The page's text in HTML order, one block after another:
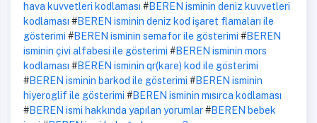
hava kuvvetleri kodlaması #BEREN isminin deniz kuvvetleri
kodlaması #BEREN isminin deniz kod işaret flamaları ile
gösterimi #BEREN isminin semafor ile gösterimi #BEREN
isminin çivi alfabesi ile gösterimi #BEREN isminin mors
kodlaması #BEREN isminin qr(kare) kod ile gösterimi
#BEREN isminin barkod ile gösterimi #BEREN isminin
hiyeroglif ile gösterimi #BEREN isminin mısırca kodlaması
#BEREN ismi hakkında yapılan yorumlar#BEREN bebek